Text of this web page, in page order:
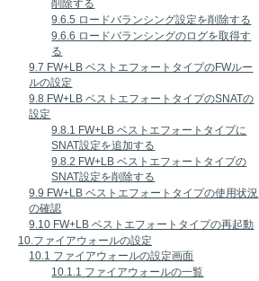
削除する
9.6.5 ロードバランシング設定を削除する
9.6.6 ロードバランシングのログを取得す
る
9.7 FW+LB ベストエフォートタイプのFWルー
ルの設定
9.8 FW+LB ベストエフォートタイプのSNATの
設定
9.8.1 FW+LB ベストエフォートタイプに
SNAT設定を追加する
9.8.2 FW+LB ベストエフォートタイプの
SNAT設定を削除する
9.9 FW+LB ベストエフォートタイプの使用状況
の確認
9.10 FW+LB ベストエフォートタイプの再起動
10.ファイアウォールの設定
10.1 ファイアウォールの設定画面
10.1.1 ファイアウォールの一覧